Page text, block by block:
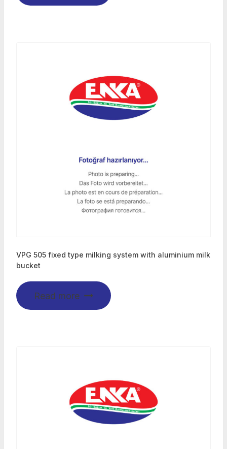
VPG 505 fixed type milking system with aluminium milk
bucket
Read more